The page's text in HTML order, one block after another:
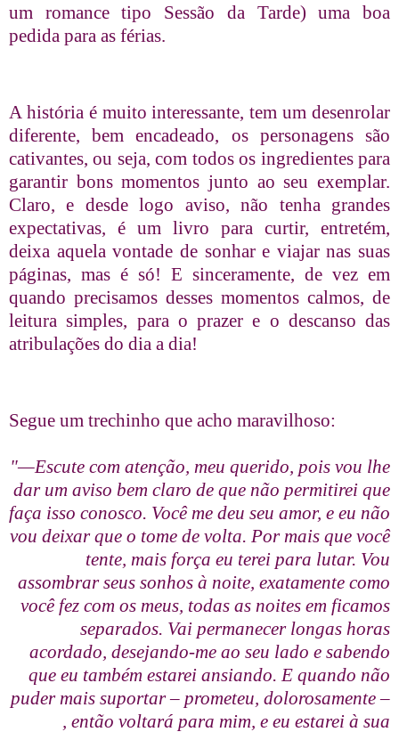
um romance tipo Sessão da Tarde) uma boa
pedida para as férias.
A história é muito interessante, tem um desenrolar
diferente, bem encadeado, os personagens são
cativantes, ou seja, com todos os ingredientes para
garantir bons momentos junto ao seu exemplar.
Claro, e desde logo aviso, não tenha grandes
expectativas, é um livro para curtir, entretém,
deixa aquela vontade de sonhar e viajar nas suas
páginas, mas é só! E sinceramente, de vez em
quando precisamos desses momentos calmos, de
leitura simples, para o prazer e o descanso das
atribulações do dia a dia!
Segue um trechinho que acho maravilhoso:
"—Escute com atenção, meu querido, pois vou lhe
dar um aviso bem claro de que não permitirei que
faça isso conosco. Você me deu seu amor, e eu não
vou deixar que o tome de volta. Por mais que você
tente, mais força eu terei para lutar. Vou
assombrar seus sonhos à noite, exatamente como
você fez com os meus, todas as noites em ficamos
separados. Vai permanecer longas horas
acordado, desejando-me ao seu lado e sabendo
que eu também estarei ansiando. E quando não
puder mais suportar – prometeu, dolorosamente –
, então voltará para mim, e eu estarei à sua